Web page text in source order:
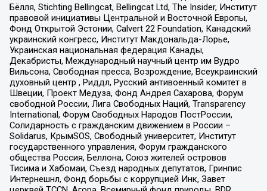
Бёлля, Stichting Bellingcat, Bellingcat Ltd, The Insider, Институт
правовой инициативы Центральной и Восточной Европы,
Фонд Открытой Эстонии, Calvert 22 Foundation, Канадский
украинский конгресс, Институт Макдональда-Лорье,
Украинская национальная федерация Канады,
Декабристы, Международный научный центр им Вудро
Вильсона, Свободная пресса, Возрождение, Всеукраинский
духовный центр , Риддл, Русский антивоенный комитет в
Швеции, Проект Медуза, Фонд Андрея Сахарова, Форум
свободной России, Лига Свободных Наций, Transparеncy
International, Форум Свободных Народов ПостРоссии,
Солидарность с гражданским движением в России –
Solidarus, КрымSOS, Свободный университет, Институт
государственного управления, Форум гражданского
общества Россия, Беллона, Союз жителей островов
Тисима и Хабомаи, Съезд народных депутатов, Гринпис
Интернешнл, Фонд борьбы с коррупцией Инк, Завет